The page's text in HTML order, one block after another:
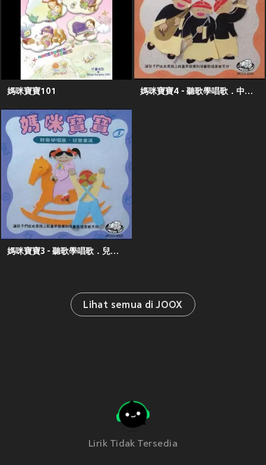
媽咪寶寶101 媽咪寶寶4 - 聽歌學唱歌．中國民歌
媽咪寶寶3 - 聽歌學唱歌．兒歌童謠
Lihat semua di JOOX
Lirik Tidak Tersedia